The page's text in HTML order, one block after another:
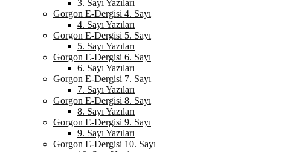
3. Sayı Yazıları
Gorgon E-Dergisi 4. Sayı
4. Sayı Yazıları
Gorgon E-Dergisi 5. Sayı
5. Sayı Yazıları
Gorgon E-Dergisi 6. Sayı
6. Sayı Yazıları
Gorgon E-Dergisi 7. Sayı
7. Sayı Yazıları
Gorgon E-Dergisi 8. Sayı
8. Sayı Yazıları
Gorgon E-Dergisi 9. Sayı
9. Sayı Yazıları
Gorgon E-Dergisi 10. Sayı